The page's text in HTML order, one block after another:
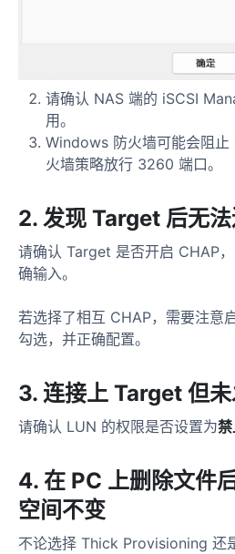
请确认 NAS 端的 iSCSI
用。
Windows 防火墙可能会阻止
火墙策略放行 3260 端口。
2. 发现 Target 后无
请确认 Target 是否开启 CHAP
确输入。
若选择了相互 CHAP，需要注意
勾选，并正确配置。
3. 连接上 Target 但
请确认 LUN 的权限是否设置为
4. 在 PC 上删除文件
空间不变
不论选择 Thick Provisioning 还